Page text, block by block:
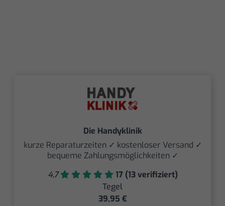
Die Handyklinik
kurze Reparaturzeiten ✓ kostenloser Versand ✓
bequeme Zahlungsmöglichkeiten ✓
4,7
17 (13 verifiziert)
Tegel
39,95 €